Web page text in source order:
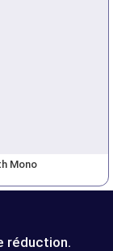
Mono
réduction.